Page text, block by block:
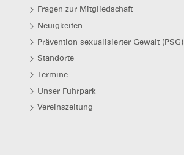
Fragen zur Mitgliedschaft
Neuigkeiten
Prävention sexualisierter Gewalt (PSG)
Standorte
Termine
Unser Fuhrpark
Vereinszeitung